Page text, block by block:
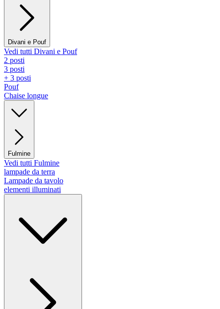
Divani e Pouf
Vedi tutti Divani e Pouf
2 posti
3 posti
+ 3 posti
Pouf
Chaise longue
Fulmine
Vedi tutti Fulmine
lampade da terra
Lampade da tavolo
elementi illuminati